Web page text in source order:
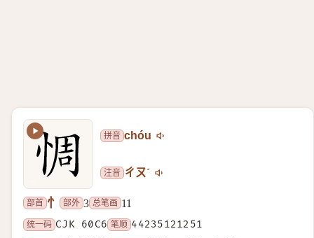
拼音 chóu
注音 ㄔㄡˊ
部首 忄 部外 3 总笔画 11
统一码 CJK 60C6 笔顺 44235121251